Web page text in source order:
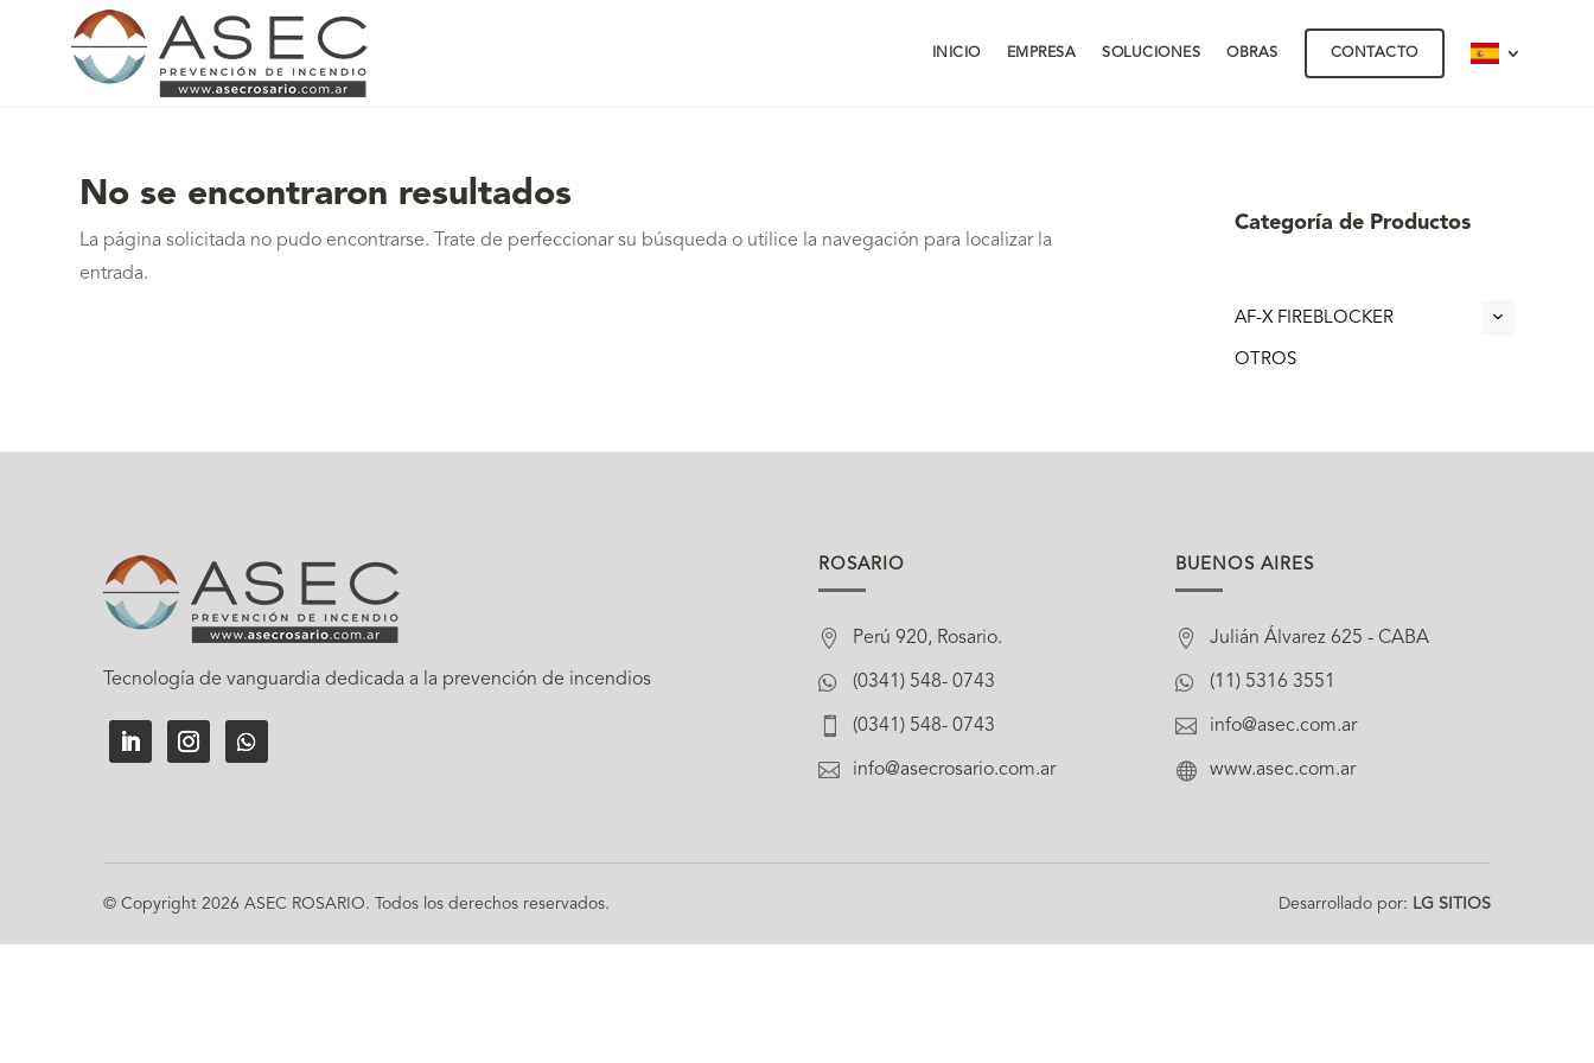
INICIO EMPRESA SOLUCIONES OBRAS CONTACTO
No se encontraron resultados
La página solicitada no pudo encontrarse. Trate de perfeccionar su búsqueda o utilice la navegación para localizar la
entrada.
Categoría de Productos
AF-X FIREBLOCKER
OTROS
Tecnología de vanguardia dedicada a la prevención de incendios
ROSARIO
 Perú 920, Rosario.
 (0341) 548- 0743
 (0341) 548- 0743
 info@asecrosario.com.ar
BUENOS AIRES
 Julián Álvarez 625 - CABA
 (11) 5316 3551
 info@asec.com.ar
 www.asec.com.ar
© Copyright 2026 ASEC ROSARIO. Todos los derechos reservados. Desarrollado por: LG SITIOS